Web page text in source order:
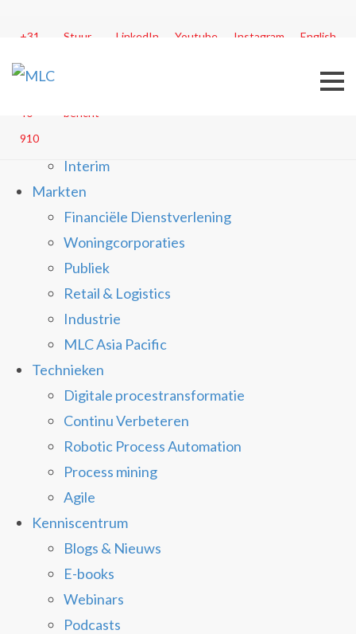
+31
30
40
910
Stuur
bericht
LinkedIn Youtube Instagram English
Menu
Customer Experience Management
Interim
Markten
Financiële Dienstverlening
Woningcorporaties
Publiek
Retail & Logistics
Industrie
MLC Asia Pacific
Technieken
Digitale procestransformatie
Continu Verbeteren
Robotic Process Automation
Process mining
Agile
Kenniscentrum
Blogs & Nieuws
E-books
Webinars
Podcasts